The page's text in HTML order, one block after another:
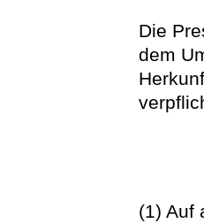
Die
dem
(1) Auf